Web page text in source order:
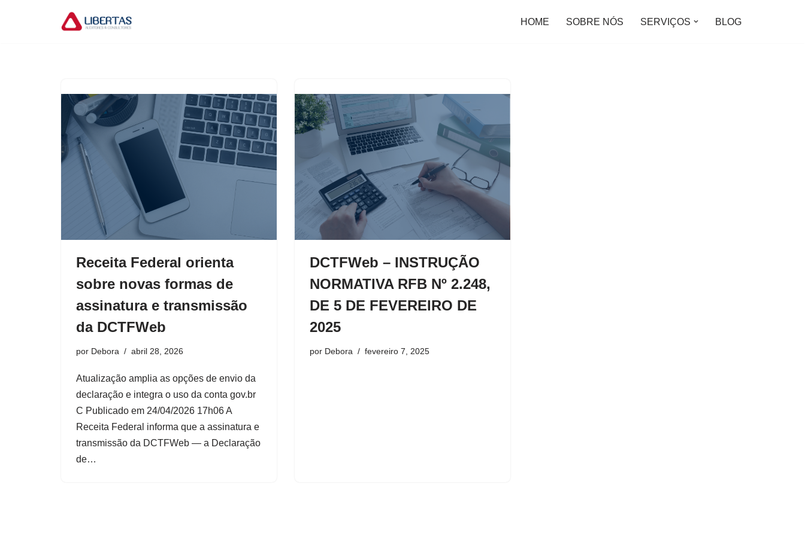
HOME SOBRE NÓS SERVIÇOS BLOG
Receita Federal orienta
sobre novas formas de
assinatura e transmissão
da DCTFWeb
por Debora abril 28, 2026
Atualização amplia as opções de envio da
declaração e integra o uso da conta gov.br
C Publicado em 24/04/2026 17h06 A
Receita Federal informa que a assinatura e
transmissão da DCTFWeb — a Declaração
de…
DCTFWeb – INSTRUÇÃO
NORMATIVA RFB Nº 2.248,
DE 5 DE FEVEREIRO DE
2025
por Debora fevereiro 7, 2025